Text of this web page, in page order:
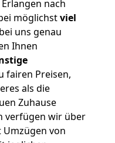
nach
möglichstviel
uns genau
Ihnen
fairen Preisen,
als die
Zuhause
verfügen wir über
von